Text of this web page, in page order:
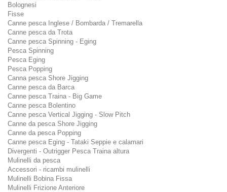
Bolognesi
Fisse
Canne pesca Inglese / Bombarda / Tremarella
Canne pesca da Trota
Canne pesca Spinning - Eging
Pesca Spinning
Pesca Eging
Pesca Popping
Canna pesca Shore Jigging
Canne pesca da Barca
Canne pesca Traina - Big Game
Canne pesca Bolentino
Canne pesca Vertical Jigging - Slow Pitch
Canne da pesca Shore Jigging
Canne da pesca Popping
Canne pesca Eging - Tataki Seppie e calamari
Divergenti - Outrigger Pesca Traina altura
Mulinelli da pesca
Accessori - ricambi mulinelli
Mulinelli Bobina Fissa
Mulinelli Frizione Anteriore